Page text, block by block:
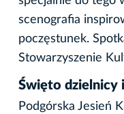
scenografia
poczęstunek.
Stowarzyszenie
Święto dzielnicy
Podgórska Jesień